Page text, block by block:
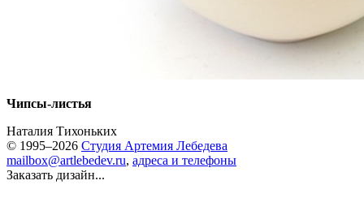
Чипсы-листья
Наталия Тихоньких
© 1995–2026 Студия Артемия Лебедева
mailbox@artlebedev.ru, адреса и телефоны
Заказать дизайн...